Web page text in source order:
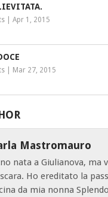
| Apr 1, 2015
| Mar 27, 2015
Mastromauro
nata a Giulianova, ma
Ho ereditato la
da mia nonna